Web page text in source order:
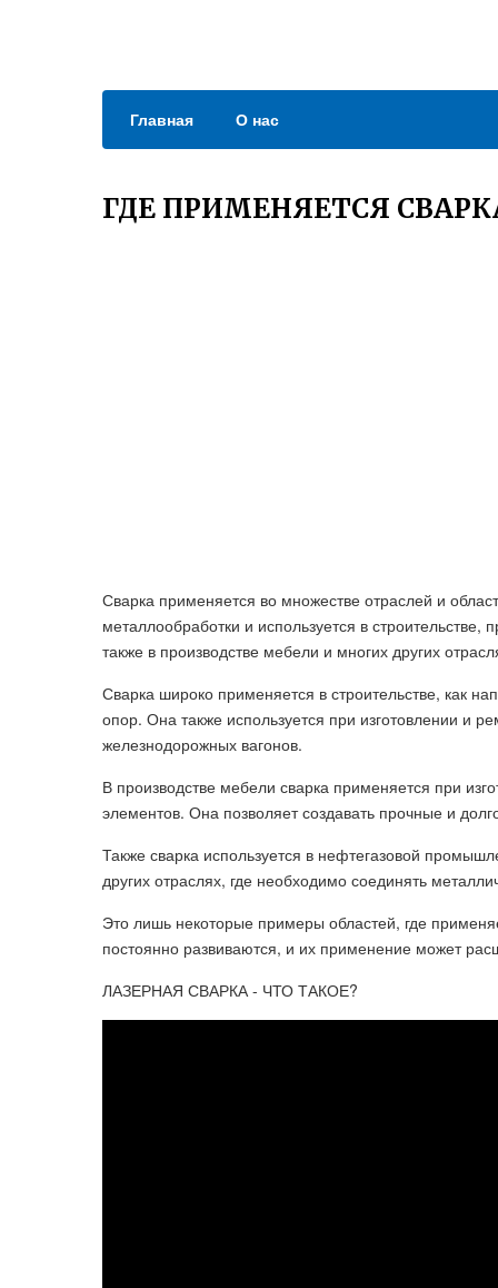
Главная О нас
ГДЕ ПРИМЕНЯЕТСЯ
Сварка применяется во множестве отраслей и
металлообработки и используется в
также в производстве мебели и многих других
Сварка широко применяется в строительстве, как
опор. Она также используется при изготовлении и
железнодорожных вагонов.
В производстве мебели сварка применяется при
элементов. Она позволяет создавать прочные и
Также сварка используется в нефтегазовой
других отраслях, где необходимо соединять
Это лишь некоторые примеры областей, где
постоянно развиваются, и их применение может
ЛАЗЕРНАЯ СВАРКА - ЧТО ТАКОЕ?